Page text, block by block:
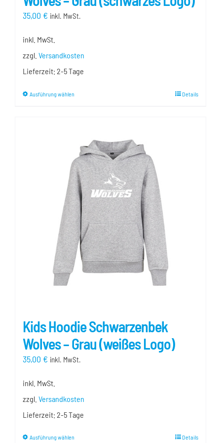
35,00 € inkl. MwSt.
inkl. MwSt.
zzgl. Versandkosten
Lieferzeit: 2-5 Tage
Ausführung wählen
Varianten
auf.
Die
Optionen
können
auf
der
Produktseite
gewählt
werden
Details
Kids Hoodie Schwarzenbek
Wolves – Grau (weißes Logo)
35,00 € inkl. MwSt.
inkl. MwSt.
zzgl. Versandkosten
Lieferzeit: 2-5 Tage
Ausführung wählen Details